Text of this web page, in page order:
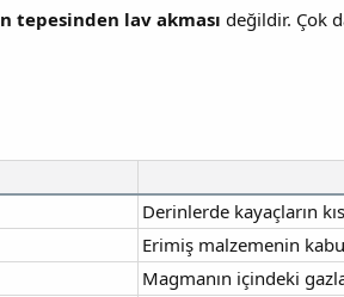
tepesinden lav akması değildir. Çok
Derinlerde kayaçların
Erimiş malzemenin
Magmanın içindeki